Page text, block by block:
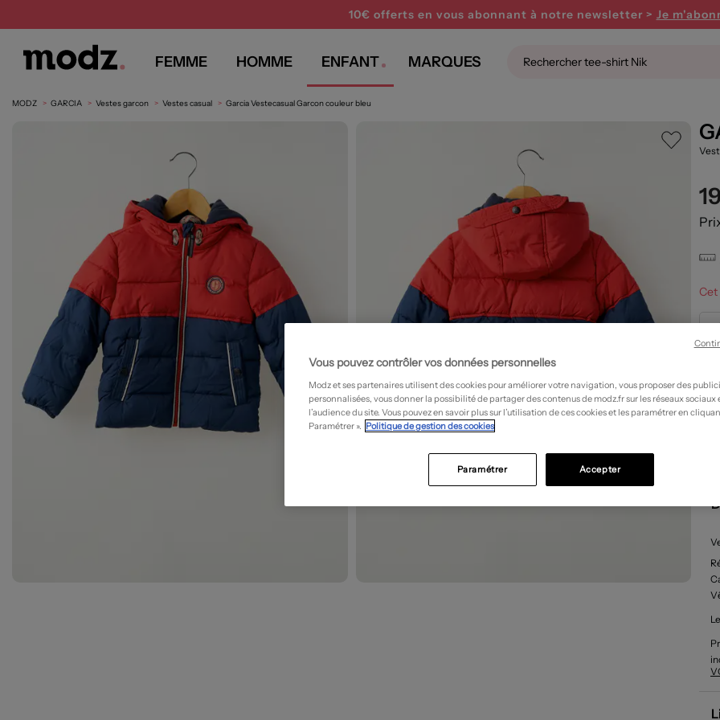
10€ offerts en vous abonnant à notre newsletter > Je
FEMME HOMME ENFANT MARQUES
MODZ GARCIA Vestes garcon Vestes casual Garcia Vestecasual Garcon couleur bleu
Cet
Vous pouvez contrôler vos données personnelles
Modz et ses partenaires utilisent des cookies pour améliorer votre navigation, vous proposer des
personnalisées, vous donner la possibilité de partager des contenus de modz.fr sur les réseaux sociaux
l’audience du site. Vous pouvez en savoir plus sur l’utilisation de ces cookies et les paramétrer en
Paramétrer ». Politique de gestion des cookies
Accepter
Paramétrer